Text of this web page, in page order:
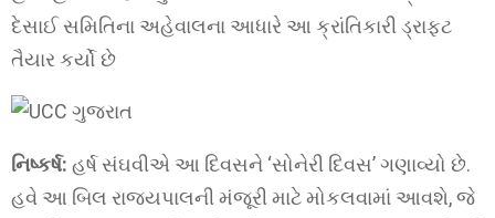
દેસાઈ સમિતિના અહેવાલના આધારે આ ક્રાંતિકારી ડ્રાફ્ટ
તૈયાર કર્યો છે
નિષ્કર્ષ: હર્ષ સંઘવીએ આ દિવસને ‘સોનેરી દિવસ’ ગણાવ્યો છે.
હવે આ બિલ રાજ્યપાલની મંજૂરી માટે મોકલવામાં આવશે, જે